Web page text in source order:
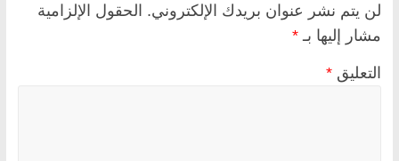
لن يتم نشر عنوان بريدك الإلكتروني. الحقول الإلزامية
مشار إليها بـ *
التعليق *